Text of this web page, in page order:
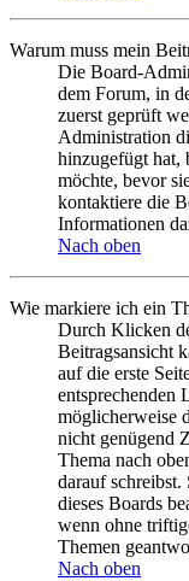
Warum muss mein
Die Board-
dem Forum, in
zuerst geprüft
Administration
hinzugefügt hat,
möchte, bevor
kontaktiere die
Informationen
Nach oben
Wie markiere ich ein
Durch Klicken
Beitragsansicht
auf die erste
entsprechenden
möglicherweise
nicht genügend
Thema nach
darauf schreibst.
dieses Boards
wenn ohne
Themen
Nach oben